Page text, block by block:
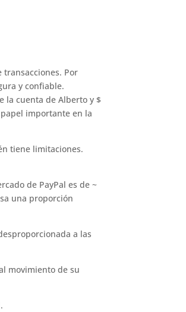
Por
y confiable.
la cuenta de Alberto y $
importante en la
tiene limitaciones.
de PayPal es de ~
una proporción
a las
movimiento de su